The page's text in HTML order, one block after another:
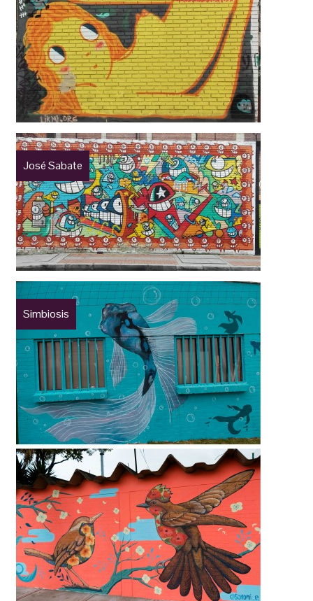
José Sabate
Simbiosis